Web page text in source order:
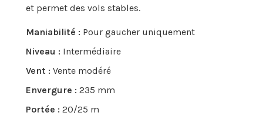
et permet des vols stables.
Maniabilité : Pour gaucher uniquement
Niveau : Intermédiaire
Vent : Vente modéré
Envergure : 235 mm
Portée : 20/25 m